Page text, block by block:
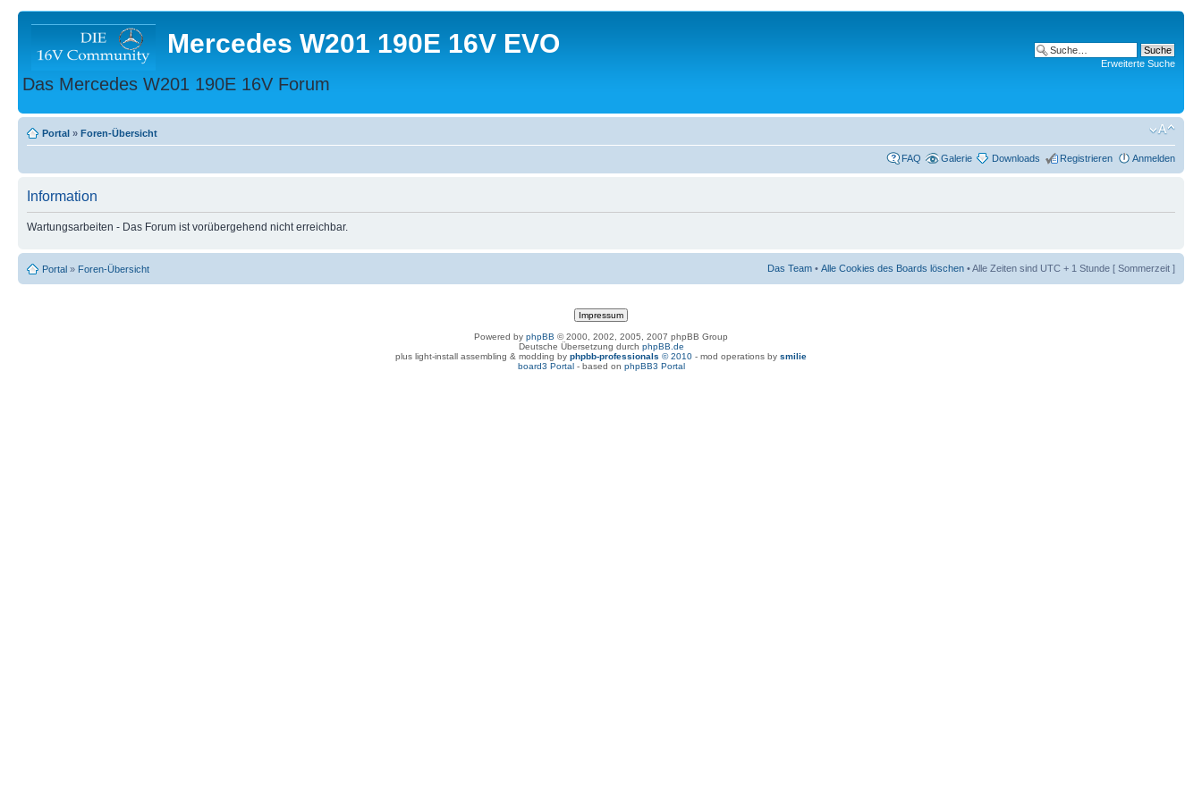
Mercedes W201 190E 16V EVO
Das Mercedes W201 190E 16V Forum
Erweiterte Suche
Portal » Foren-Übersicht
FAQ Galerie Downloads Registrieren Anmelden
Information
Wartungsarbeiten - Das Forum ist vorübergehend nicht erreichbar.
Portal » Foren-Übersicht Das Team • Alle Cookies des Boards löschen • Alle Zeiten sind UTC + 1 Stunde [ Sommerzeit ]
Powered by phpBB © 2000, 2002, 2005, 2007 phpBB Group
Deutsche Übersetzung durch phpBB.de
plus light-install assembling & modding by phpbb-professionals © 2010 - mod operations by smilie
board3 Portal- based on phpBB3 Portal